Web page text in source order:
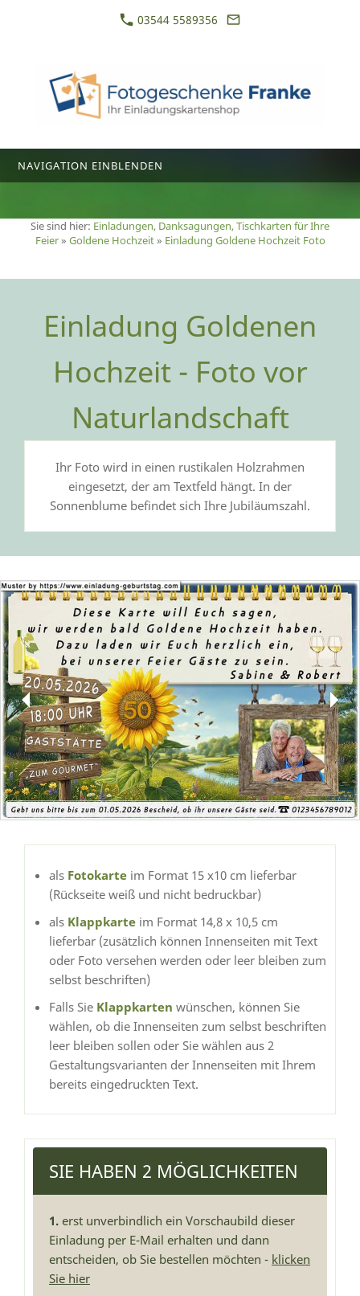
03544 5589356
NAVIGATION EINBLENDEN
Sie sind hier: Einladungen, Danksagungen, Tischkarten für Ihre
Feier» Goldene Hochzeit» Einladung Goldene Hochzeit Foto
Einladung Goldenen
Hochzeit - Foto vor
Naturlandschaft
Ihr Foto wird in einen rustikalen Holzrahmen
eingesetzt, der am Textfeld hängt. In der
Sonnenblume befindet sich Ihre Jubiläumszahl.
als Fotokarte im Format 15 x10 cm lieferbar
(Rückseite weiß und nicht bedruckbar)
als Klappkarte im Format 14,8 x 10,5 cm
lieferbar (zusätzlich können Innenseiten mit Text
oder Foto versehen werden oder leer bleiben zum
selbst beschriften)
Falls Sie Klappkarten wünschen, können Sie
wählen, ob die Innenseiten zum selbst beschriften
leer bleiben sollen oder Sie wählen aus 2
Gestaltungsvarianten der Innenseiten mit Ihrem
bereits eingedruckten Text.
SIE HABEN 2 MÖGLICHKEITEN
1. erst unverbindlich ein Vorschaubild dieser
Einladung per E-Mail erhalten und dann
entscheiden, ob Sie bestellen möchten - klicken
Sie hier